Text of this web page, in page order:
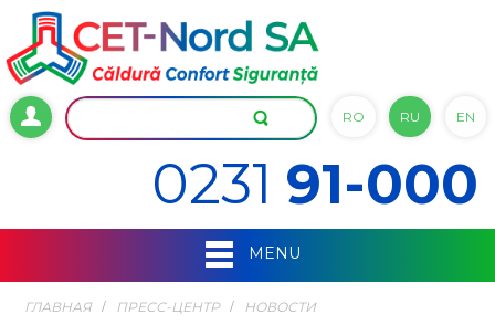
RO RU EN
0231 91-000
MENU
ГЛАВНАЯ ПРЕСС-ЦЕНТР НОВОСТИ